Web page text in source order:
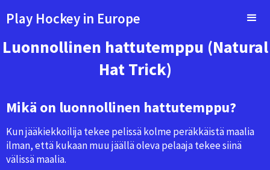
Play Hockey in Europe
Luonnollinen hattutemppu (Natural
Hat Trick)
Mikä on luonnollinen hattutemppu?
Kun jääkiekkoilija tekee pelissä kolme peräkkäistä maalia
ilman, että kukaan muu jäällä oleva pelaaja tekee siinä
välissä maalia.